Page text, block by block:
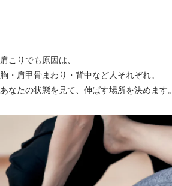
肩こりでも原因は、
胸・肩甲骨まわり・背中など人それぞれ。
あなたの状態を見て、伸ばす場所を決めます。